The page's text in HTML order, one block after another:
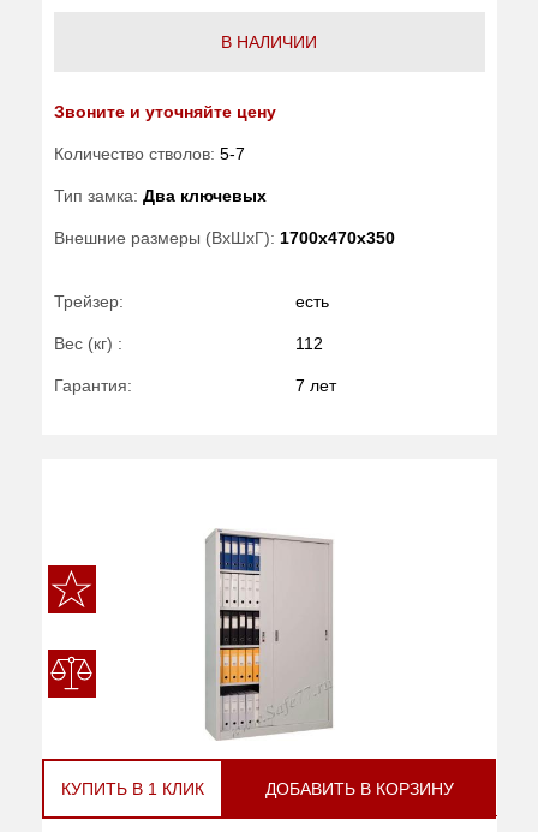
В НАЛИЧИИ
Звоните и уточняйте цену
Количество стволов: 5-7
Тип замка: Два ключевых
Внешние размеры (ВхШхГ): 1700x470x350
Трейзер: есть
Вес (кг) : 112
Гарантия: 7 лет
КУПИТЬ В 1 КЛИК ДОБАВИТЬ В КОРЗИНУ